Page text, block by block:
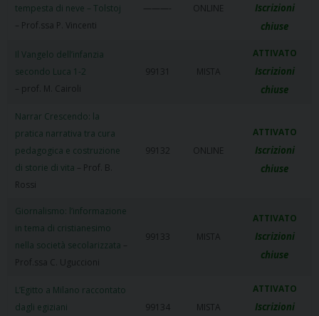
tempesta di neve – Tolstoj
– Prof.ssa P. Vincenti
———- ONLINE
Iscrizioni
chiuse
Il Vangelo dell’infanzia
secondo Luca 1-2
– prof. M. Cairoli
99131 MISTA
ATTIVATO
Iscrizioni
chiuse
Narrar Crescendo: la
pratica narrativa tra cura
pedagogica e costruzione
di storie di vita – Prof. B.
Rossi
99132 ONLINE
ATTIVATO
Iscrizioni
chiuse
Giornalismo: l’informazione
in tema di cristianesimo
nella società secolarizzata
Prof.ssa C. Uguccioni
99133 MISTA
ATTIVATO
Iscrizioni
chiuse
L’Egitto a Milano raccontato
dagli egiziani
99134 MISTA
ATTIVATO
Iscrizioni